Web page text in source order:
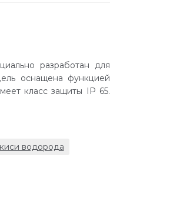
разработан для
оснащена функцией
класс защиты IP 65.
водорода